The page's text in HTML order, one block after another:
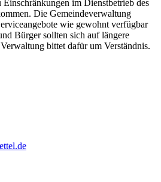
im Dienstbetrieb des
Die Gemeindeverwaltung
wie gewohnt verfügbar
Bürger sollten sich auf längere
bittet dafür um Verständnis.